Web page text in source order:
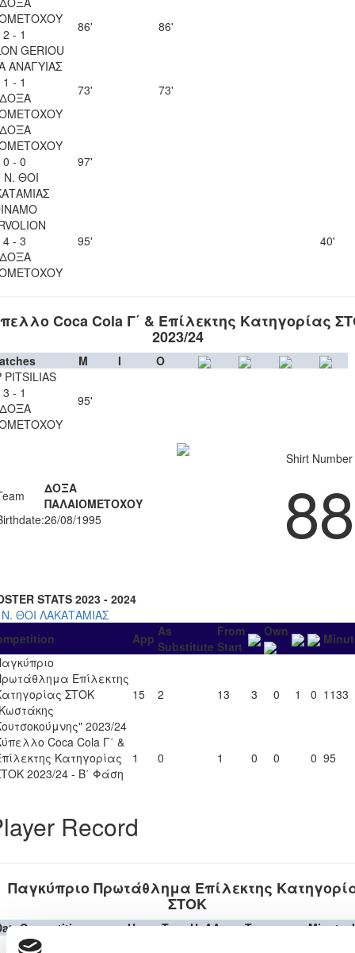
2 - 1
GERIOU
86' 86'
ΑΝΑΓΥΙΑΣ
1 - 1
73' 73'
0 - 0
Ν. ΘΟΙ
97'
4 - 3
95' 40'
Coca Cola Γ΄ & Επίλεκτης Κατηγορίας
2023/24
M I
O
PITSILIAS
3 - 1
95'
ΔΟΞΑ
ΠΑΛΑΙΟΜΕΤΟΧΟΥ
26/08/1995
Shirt Number
88
STATS 2023 - 2024
ΘΟΙ ΛΑΚΑΤΑΜΙΑΣ
App As
Substitute
From
Start
Own
Επίλεκτης
ΣΤΟΚ
2023/24
15 2 13 3 0 1 0 1133
Coca Cola Γ΄ &
Κατηγορίας
2023/24 - Β΄ Φάση
1 0 1 0 0 0 95
Record
Παγκύπριο Πρωτάθλημα Επίλεκτης
ΣΤΟΚ
Competition Home TeamH AAway Team Minutes
Παγκύπριο